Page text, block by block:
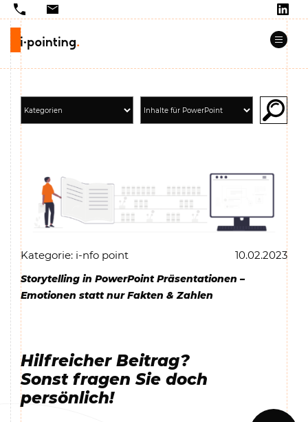
Kategorie: i-nfo point 10.02.2023
Storytelling in PowerPoint Präsentationen –
Emotionen statt nur Fakten & Zahlen
Hilfreicher Beitrag?
Sonst fragen Sie doch
persönlich!